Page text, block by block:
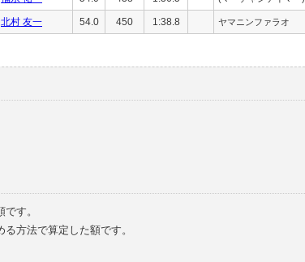
北村 友一 54.0 450 1:38.8 ヤマニンファラオ
す。
方法で算定した額です。